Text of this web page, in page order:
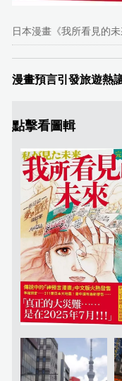
日本漫畫《我所看見的
漫畫預言引發旅遊熱
點擊看圖輯